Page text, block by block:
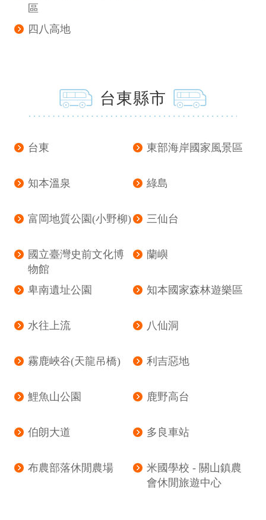
區
四八高地
台東縣市
台東 東部海岸國家風景區
知本溫泉 綠島
富岡地質公園(小野柳) 三仙台
國立臺灣史前文化博
物館
蘭嶼
卑南遺址公園 知本國家森林遊樂區
水往上流 八仙洞
霧鹿峽谷(天龍吊橋) 利吉惡地
鯉魚山公園 鹿野高台
伯朗大道 多良車站
布農部落休閒農場
米國學校 - 關山鎮農
會休閒旅遊中心